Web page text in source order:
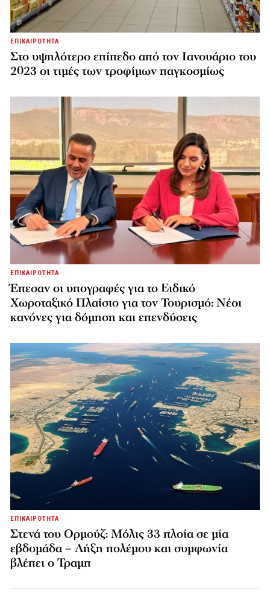
ΕΠΙΚΑΙΡΟΤΗΤΑ
Στο υψηλότερο επίπεδο από τον Ιανουάριο του
2023 οι τιμές των τροφίμων παγκοσμίως
ΕΠΙΚΑΙΡΟΤΗΤΑ
Έπεσαν οι υπογραφές για το Ειδικό
Χωροταξικό Πλαίσιο για τον Τουρισμό: Νέοι
κανόνες για δόμηση και επενδύσεις
ΕΠΙΚΑΙΡΟΤΗΤΑ
Στενά του Ορμούζ: Μόλις 33 πλοία σε μία
εβδομάδα – Λήξη πολέμου και συμφωνία
βλέπει ο Τραμπ